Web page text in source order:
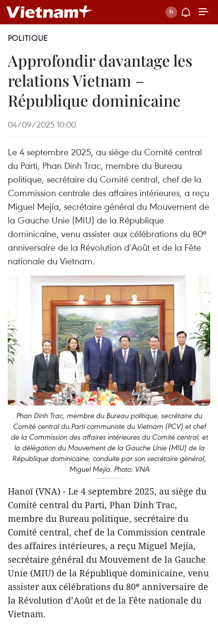
POLITIQUE
Approfondir davantage les
relations Vietnam –
République dominicaine
04/09/2025 10:00
Le 4 septembre 2025, au siège du Comité central
du Parti, Phan Dinh Trac, membre du Bureau
politique, secrétaire du Comité central, chef de la
Commission centrale des affaires intérieures, a reçu
Miguel Mejía, secrétaire général du Mouvement de
la Gauche Unie (MIU) de la République
dominicaine, venu assister aux célébrations du 80ᵉ
anniversaire de la Révolution d’Août et de la Fête
nationale du Vietnam.
Phan Dinh Trac, membre du Bureau politique, secrétaire du
Comité central du Parti communiste du Vietnam (PCV) et chef
de la Commission des affaires intérieures du Comité central, et
la délégation du Mouvement de la Gauche Unie (MIU) de la
République dominicaine, conduite par son secrétaire général,
Miguel Mejía. Photo: VNA
Hanoï (VNA) - Le 4 septembre 2025, au siège du
Comité central du Parti, Phan Dinh Trac,
membre du Bureau politique, secrétaire du
Comité central, chef de la Commission centrale
des affaires intérieures, a reçu Miguel Mejía,
secrétaire général du Mouvement de la Gauche
Unie (MIU) de la République dominicaine, venu
assister aux célébrations du 80ᵉ anniversaire de
la Révolution d’Août et de la Fête nationale du
Vietnam.